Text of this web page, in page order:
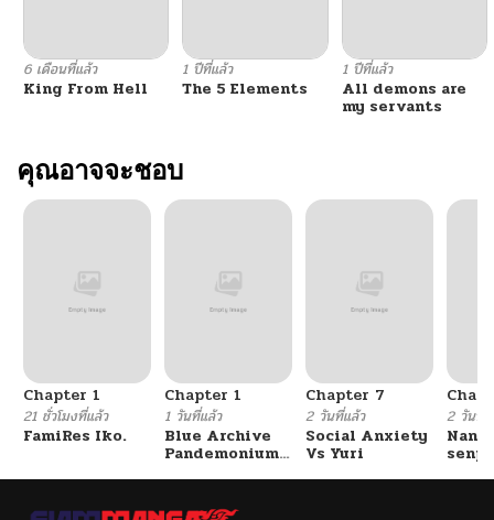
6 เดือนที่แล้ว
King From Hell
1 ปีที่แล้ว
The 5 Elements
1 ปีที่แล้ว
All demons are
my servants
คุณอาจจะชอบ
Chapter 1
21 ชั่วโมงที่แล้ว
FamiRes Iko.
Chapter 1
1 วันที่แล้ว
Blue Archive
Pandemonium
Chapter 7
2 วันที่แล้ว
Social Anxiety
Vs Yuri
2 วันที่แ